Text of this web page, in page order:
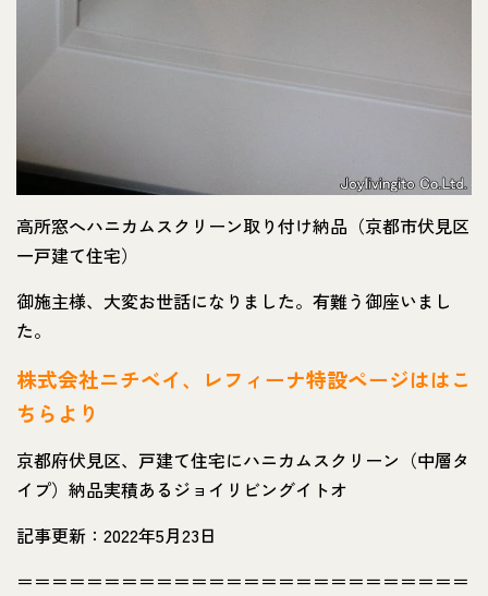
高所窓へハニカムスクリーン取り付け納品（京都市伏見区
一戸建て住宅）
御施主様、大変お世話になりました。有難う御座いまし
た。
株式会社ニチベイ、レフィーナ特設ページははこ
ちらより
京都府伏見区、戸建て住宅にハニカムスクリーン（中層タ
イプ）納品実積あるジョイリビングイトオ
記事更新：2022年5月23日
＝＝＝＝＝＝＝＝＝＝＝＝＝＝＝＝＝＝＝＝＝＝＝＝＝＝